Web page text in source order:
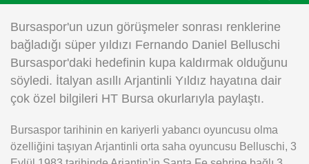
Instagram
Android
iOS
Bursaspor'un uzun görüşmeler sonrası renklerine
bağladığı süper yıldızı Fernando Daniel Belluschi
Bursaspor'daki hedefinin kupa kaldırmak olduğunu
söyledi. İtalyan asıllı Arjantinli Yıldız hayatına dair
çok özel bilgileri HT Bursa okurlarıyla paylaştı.
Bursaspor tarihinin en kariyerli yabancı oyuncusu olma
özelliğini taşıyan Arjantinli orta saha oyuncusu Belluschi, 3